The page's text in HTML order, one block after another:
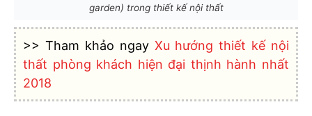
garden) trong thiết kế nội thất
>> Tham khảo ngay Xu hướng thiết kế nội
thất phòng khách hiện đại thịnh hành nhất
2018